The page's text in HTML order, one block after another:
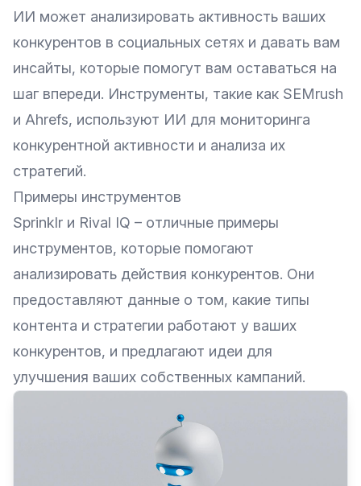
ИИ может анализировать активность ваших
конкурентов в социальных сетях и давать вам
инсайты, которые помогут вам оставаться на
шаг впереди. Инструменты, такие как SEMrush
и Ahrefs, используют ИИ для мониторинга
конкурентной активности и анализа их
стратегий.
Примеры инструментов
Sprinklr и Rival IQ – отличные примеры
инструментов, которые помогают
анализировать действия конкурентов. Они
предоставляют данные о том, какие типы
контента и стратегии работают у ваших
конкурентов, и предлагают идеи для
улучшения ваших собственных кампаний.